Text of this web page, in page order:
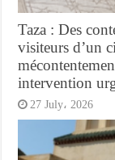
Taza : Des
visiteurs d’un
intervention
27 July، 2026